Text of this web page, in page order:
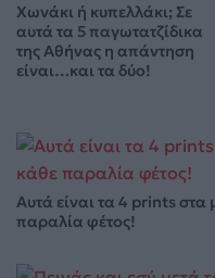
Χωνάκι ή κυπελλάκι; Σε
αυτά τα 5 παγωτατζίδικα
της Αθήνας η απάντηση
είναι…και τα δύο!
Αυτά είναι τα 4 prints στα
παραλία φέτος!